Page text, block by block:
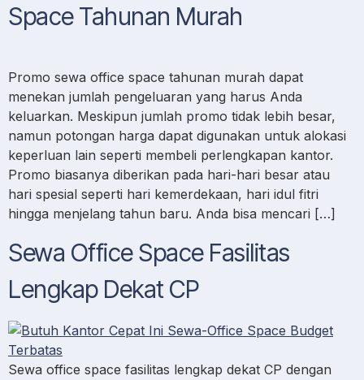
Space Tahunan Murah
Promo sewa office space tahunan murah dapat
menekan jumlah pengeluaran yang harus Anda
keluarkan. Meskipun jumlah promo tidak lebih besar,
namun potongan harga dapat digunakan untuk alokasi
keperluan lain seperti membeli perlengkapan kantor.
Promo biasanya diberikan pada hari-hari besar atau
hari spesial seperti hari kemerdekaan, hari idul fitri
hingga menjelang tahun baru. Anda bisa mencari […]
Sewa Office Space Fasilitas
Lengkap Dekat CP
Sewa office space fasilitas lengkap dekat CP dengan